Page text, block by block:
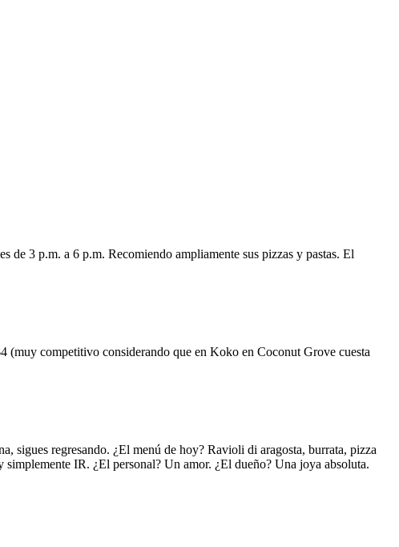
de 3 p.m. a 6 p.m. Recomiendo ampliamente sus pizzas y pastas. El
(muy competitivo considerando que en Koko en Coconut Grove cuesta
sigues regresando. ¿El menú de hoy? Ravioli di aragosta, burrata, pizza
IR. ¿El personal? Un amor. ¿El dueño? Una joya absoluta.